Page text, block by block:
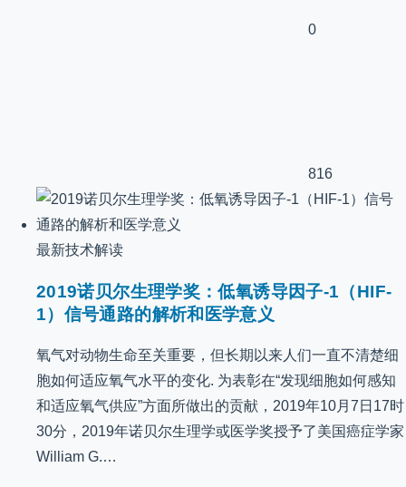
0
816
最新技术解读
2019诺贝尔生理学奖：低氧诱导因子-1（HIF-
1）信号通路的解析和医学意义
氧气对动物生命至关重要，但长期以来人们一直不清楚细
胞如何适应氧气水平的变化. 为表彰在“发现细胞如何感知
和适应氧气供应”方面所做出的贡献，2019年10月7日17时
30分，2019年诺贝尔生理学或医学奖授予了美国癌症学家
William G.…